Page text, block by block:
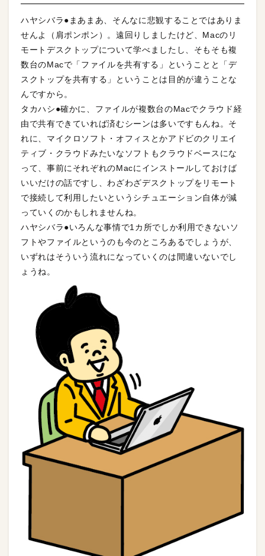
ハヤシバラ●まあまあ、そんなに悲観することではありま
せんよ（肩ポンポン）。遠回りしましたけど、Macのリ
モートデスクトップについて学べましたし、そもそも複
数台のMacで「ファイルを共有する」ということと「デ
スクトップを共有する」ということは目的が違うことな
んですから。
タカハシ●確かに、ファイルが複数台のMacでクラウド経
由で共有できていれば済むシーンは多いですもんね。そ
れに、マイクロソフト・オフィスとかアドビのクリエイ
ティブ・クラウドみたいなソフトもクラウドベースにな
って、事前にそれぞれのMacにインストールしておけば
いいだけの話ですし、わざわざデスクトップをリモート
で接続して利用したいというシチュエーション自体が減
っていくのかもしれませんね。
ハヤシバラ●いろんな事情で1カ所でしか利用できないソ
フトやファイルというのも今のところあるでしょうが、
いずれはそういう流れになっていくのは間違いないでし
ょうね。